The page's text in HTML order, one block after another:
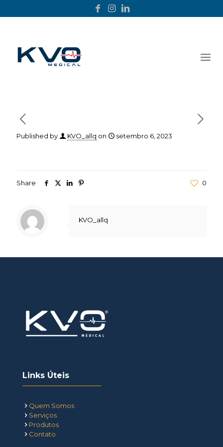
Published by KVO_allq on setembro 6, 2023
Share 0
KVO_allq
Links Úteis
Quem Somos
Serviços
Produtos
Contato